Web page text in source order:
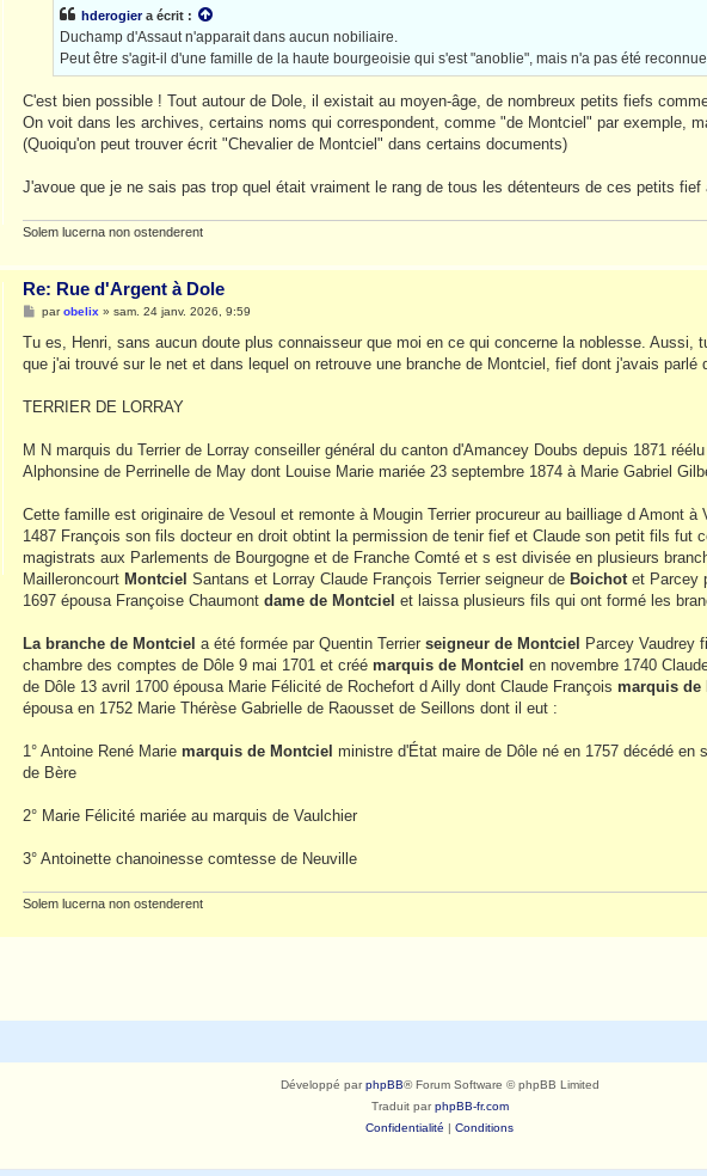
hderogiera écrit :
Duchamp d'Assaut n'apparait dans aucun nobiliaire.
Peut être s'agit-il d'une famille de la haute bourgeoisie qui s'est "anoblie", mais n'a pas été
C'est bien possible ! Tout autour de Dole, il existait au moyen-âge, de nombreux petits fiefs
On voit dans les archives, certains noms qui correspondent, comme "de Montciel" par exemple,
(Quoiqu'on peut trouver écrit "Chevalier de Montciel" dans certains documents)
J'avoue que je ne sais pas trop quel était vraiment le rang de tous les détenteurs de ces petits
Solem lucerna non ostenderent
Re: Rue d'Argent à Dole
M
s
a
parobelix» sam. 24 janv. 2026, 9:59
Tu es, Henri, sans aucun doute plus connaisseur que moi en ce qui concerne la noblesse. Aussi,
que j'ai trouvé sur le net et dans lequel on retrouve une branche de Montciel, fief dont j'avais parlé
TERRIER DE LORRAY
M N marquis du Terrier de Lorray conseiller général du canton d'Amancey Doubs depuis 1871
Alphonsine de Perrinelle de May dont Louise Marie mariée 23 septembre 1874 à Marie Gabriel
Cette famille est originaire de Vesoul et remonte à Mougin Terrier procureur au bailliage d Amont
1487 François son fils docteur en droit obtint la permission de tenir fief et Claude son petit fils fut
magistrats aux Parlements de Bourgogne et de Franche Comté et s est divisée en plusieurs
Mailleroncourt Montciel Santans et Lorray Claude François Terrier seigneur de Boichotet Parcey
1697 épousa Françoise Chaumont dame de Montciel et laissa plusieurs fils qui ont formé les
La branche de Montciel a été formée par Quentin Terrier seigneur de Montciel
Parcey Vaudrey
chambre des comptes de Dôle 9 mai 1701 et créé marquis de Montciel en novembre 1740
de Dôle 13 avril 1700 épousa Marie Félicité de Rochefort d Ailly dont Claude François marquis de
épousa en 1752 Marie Thérèse Gabrielle de Raousset de Seillons dont il eut :
1° Antoine René Marie marquis de Montciel ministre d'État maire de Dôle né en 1757 décédé
de Bère
2° Marie Félicité mariée au marquis de Vaulchier
3° Antoinette chanoinesse comtesse de Neuville
Solem lucerna non ostenderent
Développé parphpBB® Forum Software © phpBB Limited
Traduit parphpBB-fr.com
Confidentialité | Conditions